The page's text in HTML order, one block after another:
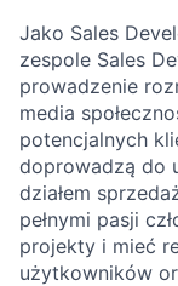
Jako Sales
zespole Sales
prowadzenie
media
potencjalnych
doprowadzą do
działem
pełnymi pasji
projekty i mieć
użytkowników